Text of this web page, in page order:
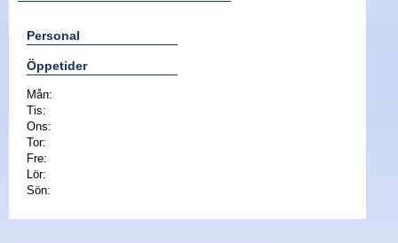
Personal
Öppetider
Mån:
Tis:
Ons:
Tor:
Fre:
Lör:
Sön: